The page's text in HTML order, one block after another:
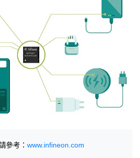
參考： www.infineon.com